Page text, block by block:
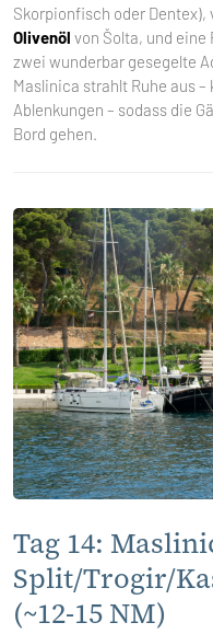
Skorpionfisch oder
Olivenöl von Šolta, und eine
zwei wunderbar gesegelte
Maslinica strahlt Ruhe aus
Ablenkungen – sodass die
Bord gehen.
Tag 14:
Split/Trogir/
(~12-15 NM)